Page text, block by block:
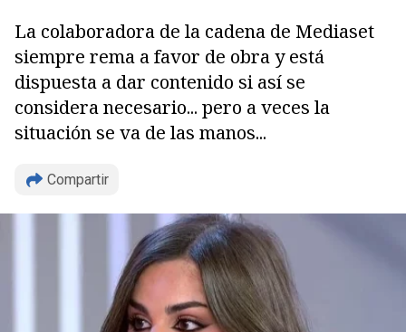
La colaboradora de la cadena de Mediaset
siempre rema a favor de obra y está
dispuesta a dar contenido si así se
considera necesario... pero a veces la
situación se va de las manos...
Compartir